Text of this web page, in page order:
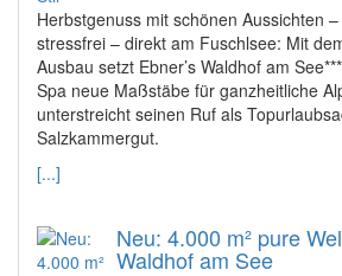
Herbstgenuss mit schönen Aussichten
stressfrei – direkt am Fuschlsee: Mit
Ausbau setzt Ebner’s Waldhof am
Spa neue Maßstäbe für ganzheitliche
unterstreicht seinen Ruf als
Salzkammergut.
[...]
Neu: 4.000 m² pure
Waldhof am See